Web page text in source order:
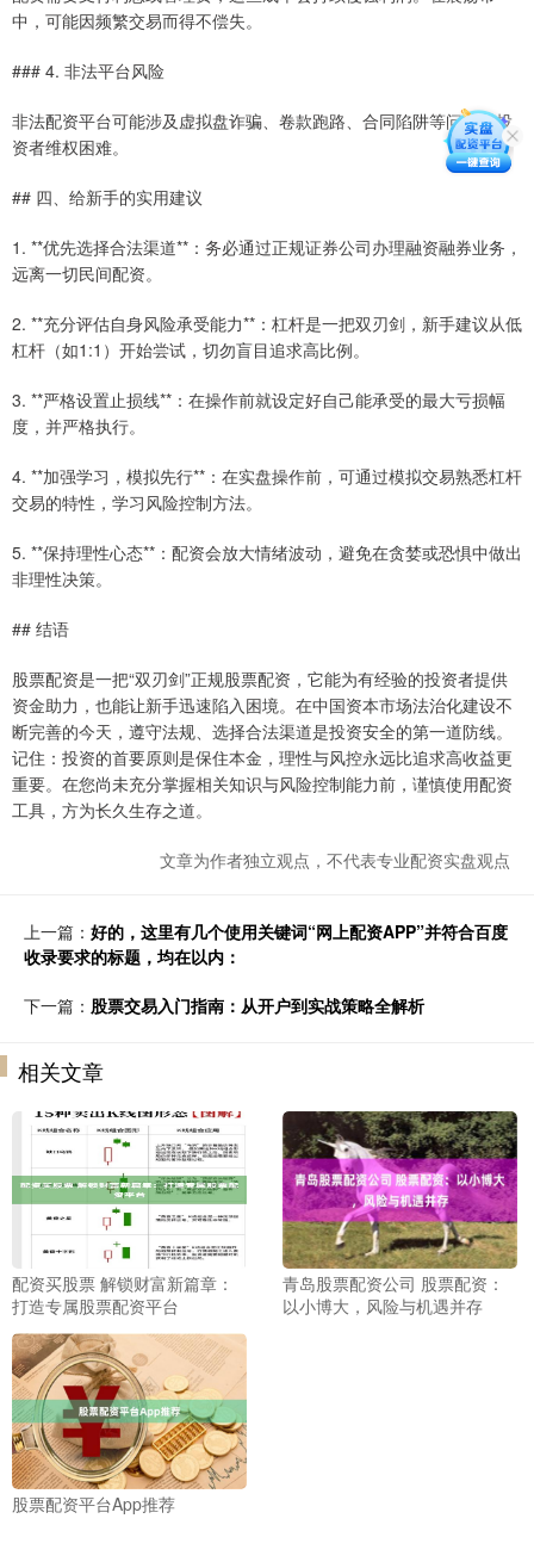
中，可能因频繁交易而得不偿失。
### 4. 非法平台风险
非法配资平台可能涉及虚拟盘诈骗、卷款跑路、合同陷阱等问题，投
资者维权困难。
## 四、给新手的实用建议
1. **优先选择合法渠道**：务必通过正规证券公司办理融资融券业务，
远离一切民间配资。
2. **充分评估自身风险承受能力**：杠杆是一把双刃剑，新手建议从低
杠杆（如1:1）开始尝试，切勿盲目追求高比例。
3. **严格设置止损线**：在操作前就设定好自己能承受的最大亏损幅
度，并严格执行。
4. **加强学习，模拟先行**：在实盘操作前，可通过模拟交易熟悉杠杆
交易的特性，学习风险控制方法。
5. **保持理性心态**：配资会放大情绪波动，避免在贪婪或恐惧中做出
非理性决策。
## 结语
股票配资是一把“双刃剑”正规股票配资，它能为有经验的投资者提供
资金助力，也能让新手迅速陷入困境。在中国资本市场法治化建设不
断完善的今天，遵守法规、选择合法渠道是投资安全的第一道防线。
记住：投资的首要原则是保住本金，理性与风控永远比追求高收益更
重要。在您尚未充分掌握相关知识与风险控制能力前，谨慎使用配资
工具，方为长久生存之道。
文章为作者独立观点，不代表专业配资实盘观点
上一篇： 好的，这里有几个使用关键词“网上配资APP”并符合百度
收录要求的标题，均在以内：
下一篇： 股票交易入门指南：从开户到实战策略全解析
相关文章
配资买股票 解锁财富新篇章：
打造专属股票配资平台
青岛股票配资公司 股票配资：
以小博大，风险与机遇并存
股票配资平台App推荐